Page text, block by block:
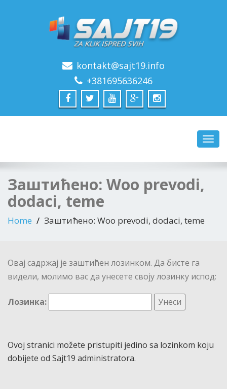
kontakt@sajt19.info
+381695636246
Заштићено: Woo prevodi,
dodaci, teme
Home Заштићено: Woo prevodi, dodaci, teme
Овај садржај је заштићен лозинком. Да бисте га
видели, молимо вас да унесете своју лозинку испод:
Лозинка:
Ovoj stranici možete pristupiti jedino sa lozinkom koju
dobijete od Sajt19 administratora.